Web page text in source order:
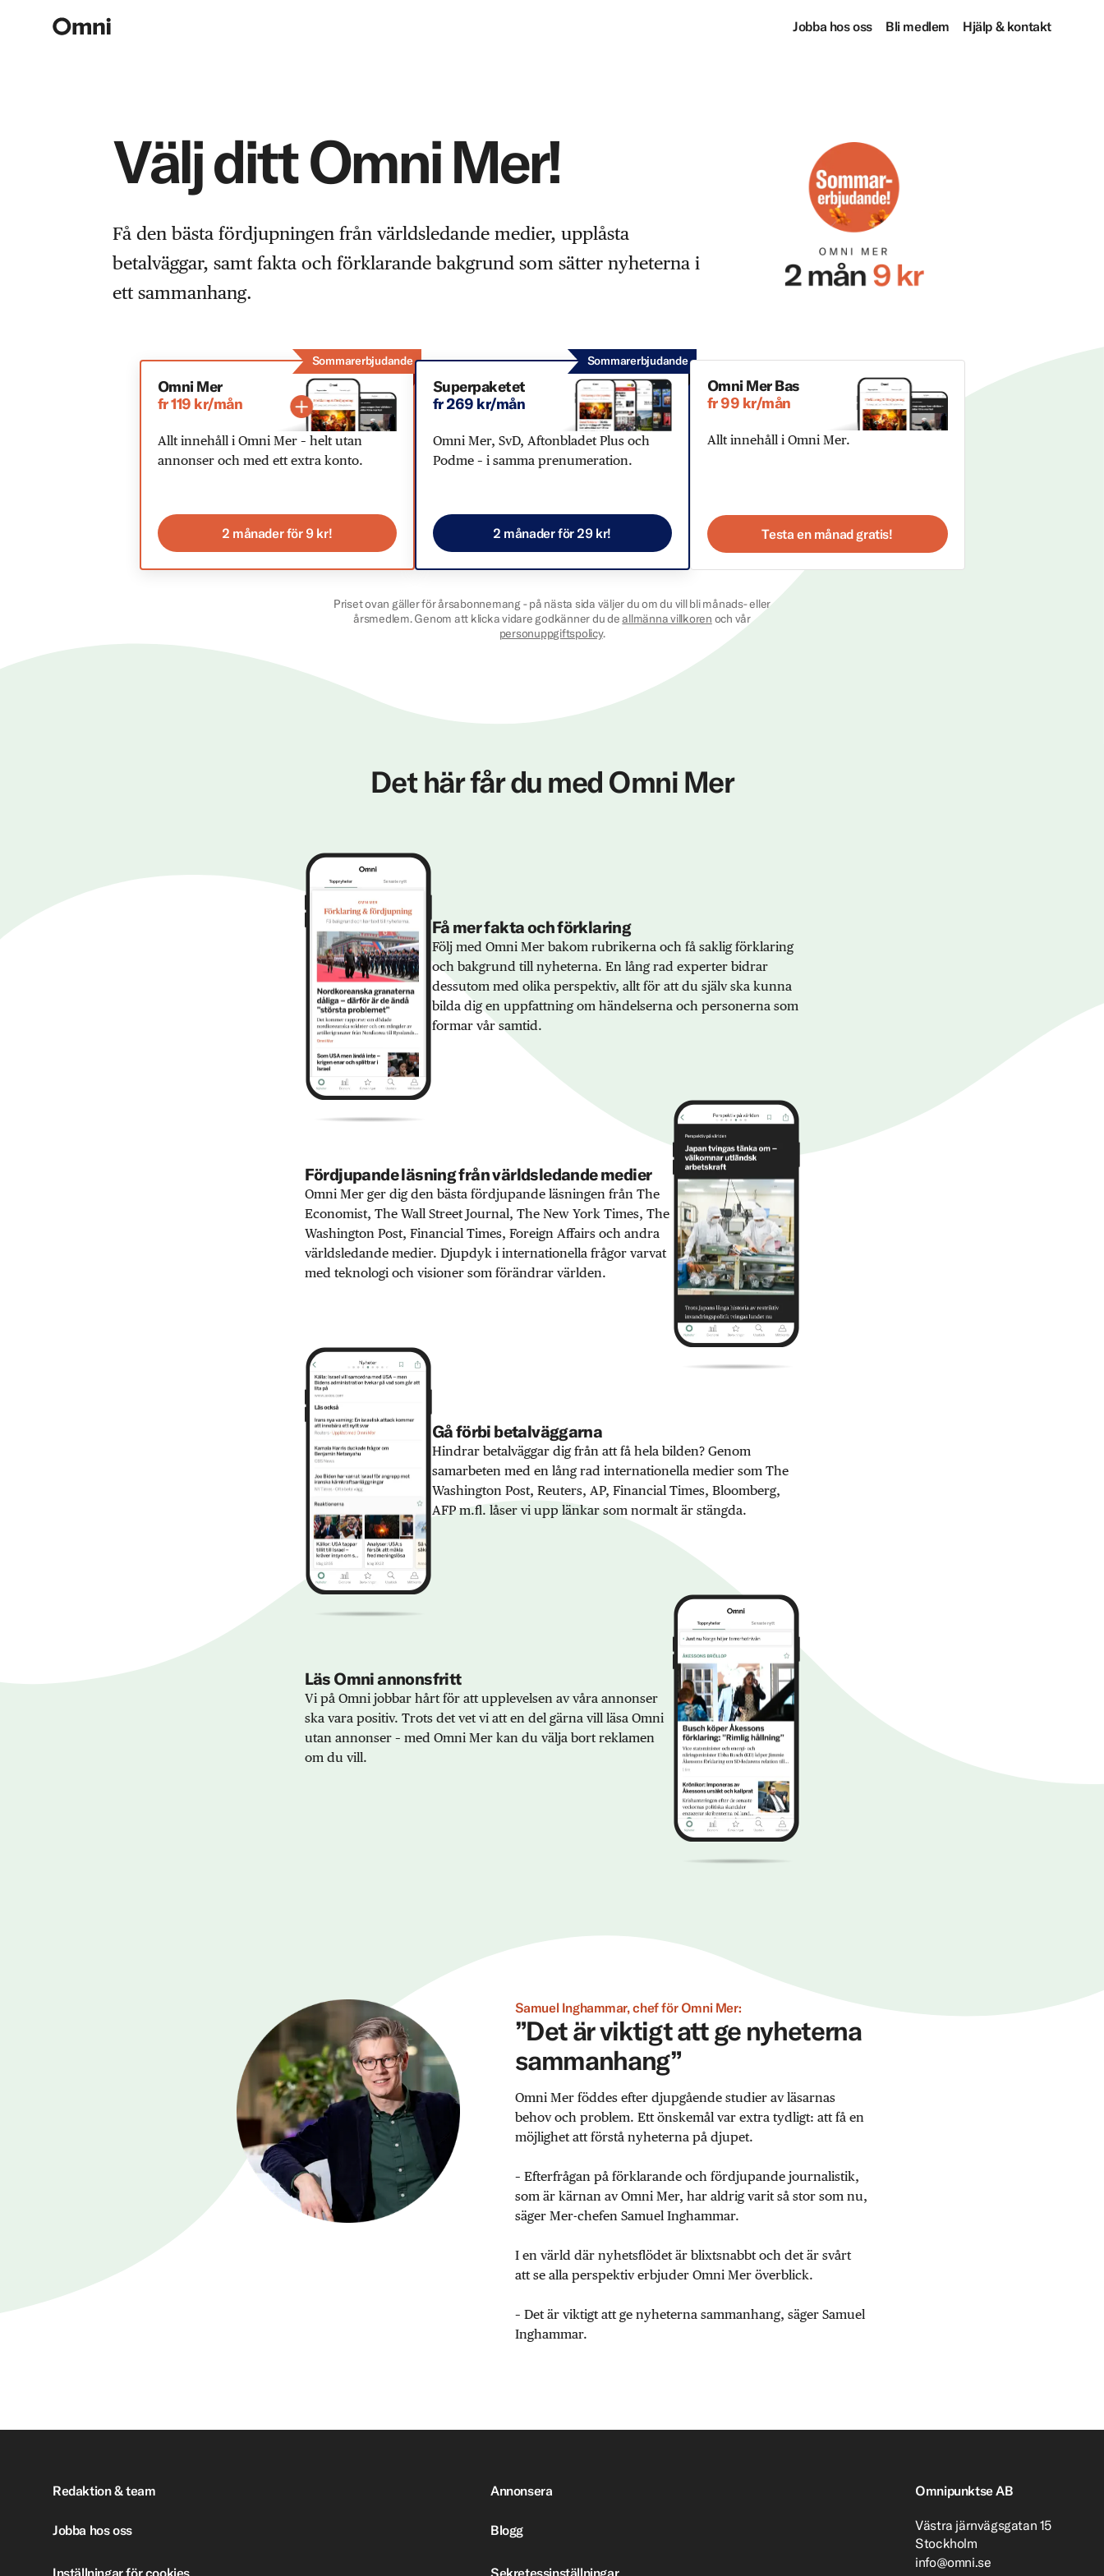
Jobba hos oss Bli medlem Hjälp & kontakt
Välj ditt Omni Mer!
Få den bästa fördjupningen från världsledande medier, upplåsta
betalväggar, samt fakta och förklarande bakgrund som sätter nyheterna i
ett sammanhang.
Sommarerbjudande
Omni Mer
fr 119 kr/mån
Allt innehåll i Omni Mer – helt utan
annonser och med ett extra konto.
2 månader för 9 kr!
Sommarerbjudande
Superpaketet
fr 269 kr/mån
Omni Mer, SvD, Aftonbladet Plus och
Podme – i samma prenumeration.
2 månader för 29 kr!
Omni Mer Bas
fr 99 kr/mån
Allt innehåll i Omni Mer.
Testa en månad gratis!
Priset ovan gäller för årsabonnemang - på nästa sida väljer du om du vill bli månads- eller
årsmedlem. Genom att klicka vidare godkänner du deallmänna villkoren och vår
personuppgiftspolicy.
Det här får du med Omni Mer
Få mer fakta och förklaring
Följ med Omni Mer bakom rubrikerna och få saklig förklaring
och bakgrund till nyheterna. En lång rad experter bidrar
dessutom med olika perspektiv, allt för att du själv ska kunna
bilda dig en uppfattning om händelserna och personerna som
formar vår samtid.
Fördjupande läsning från världsledande medier
Omni Mer ger dig den bästa fördjupande läsningen från The
Economist, The Wall Street Journal, The New York Times, The
Washington Post, Financial Times, Foreign Affairs och andra
världsledande medier. Djupdyk i internationella frågor varvat
med teknologi och visioner som förändrar världen.
Gå förbi betalväggarna
Hindrar betalväggar dig från att få hela bilden? Genom
samarbeten med en lång rad internationella medier som The
Washington Post, Reuters, AP, Financial Times, Bloomberg,
AFP m.fl. låser vi upp länkar som normalt är stängda.
Läs Omni annonsfritt
Vi på Omni jobbar hårt för att upplevelsen av våra annonser
ska vara positiv. Trots det vet vi att en del gärna vill läsa Omni
utan annonser – med Omni Mer kan du välja bort reklamen
om du vill.
Samuel Inghammar, chef för Omni Mer:
”Det är viktigt att ge nyheterna
sammanhang”
Omni Mer föddes efter djupgående studier av läsarnas
behov och problem. Ett önskemål var extra tydligt: att få en
möjlighet att förstå nyheterna på djupet.
– Efterfrågan på förklarande och fördjupande journalistik,
som är kärnan av Omni Mer, har aldrig varit så stor som nu,
säger Mer-chefen Samuel Inghammar.
I en värld där nyhetsflödet är blixtsnabbt och det är svårt
att se alla perspektiv erbjuder Omni Mer överblick.
– Det är viktigt att ge nyheterna sammanhang, säger Samuel
Inghammar.
Redaktion & team Annonsera
Jobba hos oss Blogg
Inställningar för cookies Sekretessinställningar
Omnipunktse AB
Västra järnvägsgatan 15
Stockholm
info@omni.se